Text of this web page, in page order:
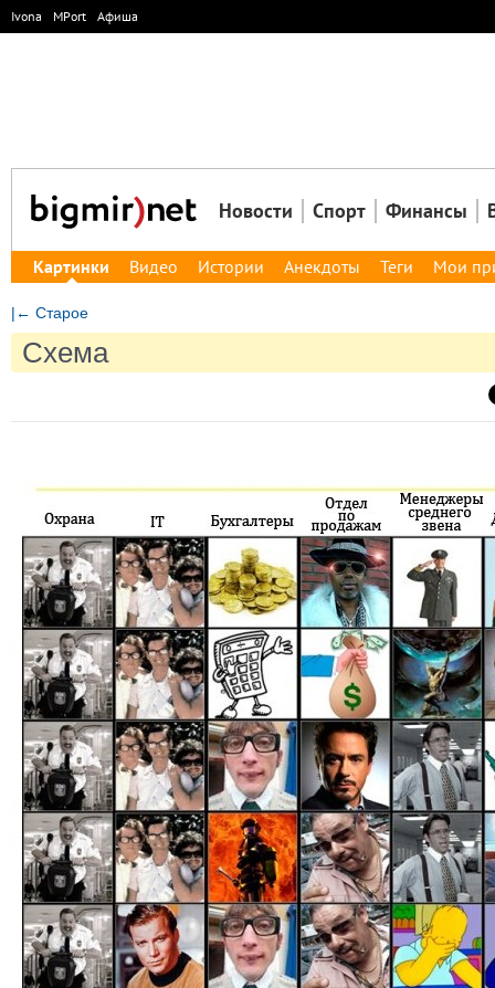
Ivona MPort Афиша
Новости Спорт Финансы
Картинки Видео Истории Анекдоты Теги Мои
|← Старое
Схема